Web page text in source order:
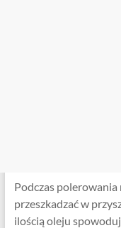
Podczas polerowania
przeszkadzać w
ilością oleju